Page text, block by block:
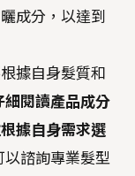
成分，以達到
據自身髮質和
細閱讀產品成分
據自身需求選
以諮詢專業髮型